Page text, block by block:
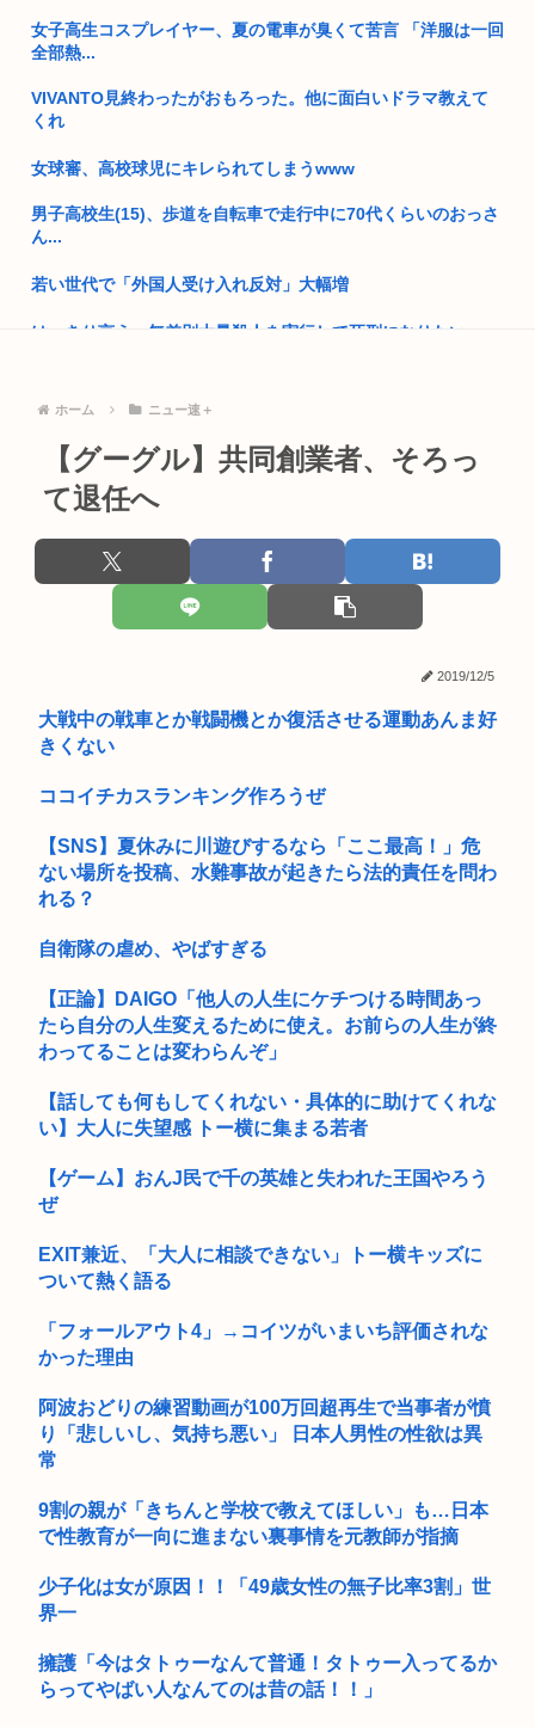
【大阪】58歳日本人男性の、80歳母の腹を踏みつけ肋骨8本を
バキ...
「助けて欲しけりゃきび団子よこしな？」 これ現代だと色々
厳...
琵琶湖三尸花火大会、中止発表。1万9000円もするチケットの
高市早苗、3000万円以上の高級新公用車を購入させ贅を尽くし
ん...
韓国人さん、ネトウヨの痛いところを突いてしまう。「日本人
は韓国に...
独身30代のお盆休み、ガチでやることが無いwww
日本人の性欲は異常ーー阿波踊りで女性の尻ばかり撮影しパン
日経新聞「旅行しなくなった日本人、観光の社会的価値を再考
せよ」→...
女子高生コスプレイヤー、夏の電車が臭くて苦言 「洋服は一回
全部熱...
VIVANTO見終わったがおもろった。他に面白いドラマ教えて
くれ
女球審、高校球児にキレられてしまうwww
男子高校生(15)、歩道を自転車で走行中に70代くらいのおっさ
ん...
若い世代で「外国人受け入れ反対」大幅増
はっきり言う、無差別大量殺人を実行して死刑になりたい。
こ...
【お盆休み】スタート 熊本地震で大分の温泉キャンセル相次ぐ
被害...
後輩女「昨日女子会したんですけど、部内で抱かれたい男でワ
イさん2...
スプラトゥーン詰まらな過ぎる
中居正広、熊本地震直後に現地炊き出しに参加していた
いのか...
「サンダル登山の若者」より実は危険…標高599mの高尾山で
年間1...
チンポの大きさや形、硬度でバトルするゲーム「ポコチンモン
【衝撃】秋田県の超エリート幹部、オンライン会見に「バスロ
ーブ姿＋...
彡(●)(●)「汗だくのJKのイラストを描け」 「…」
41歳無職男「マジあいつら(両親)56すわ」と妹にメール→妹が
ホーム ニュー速＋
【グーグル】共同創業者、そろっ
て退任へ
2019/12/5
大戦中の戦車とか戦闘機とか復活させる運動あんま好
きくない
ココイチカスランキング作ろうぜ
【SNS】夏休みに川遊びするなら「ここ最高！」危
ない場所を投稿、水難事故が起きたら法的責任を問わ
れる？
自衛隊の虐め、やばすぎる
【正論】DAIGO「他人の人生にケチつける時間あっ
たら自分の人生変えるために使え。お前らの人生が終
わってることは変わらんぞ」
【話しても何もしてくれない・具体的に助けてくれな
い】大人に失望感 トー横に集まる若者
【ゲーム】おんJ民で千の英雄と失われた王国やろう
ぜ
EXIT兼近、「大人に相談できない」トー横キッズに
ついて熱く語る
「フォールアウト4」→コイツがいまいち評価されな
かった理由
阿波おどりの練習動画が100万回超再生で当事者が憤
り「悲しいし、気持ち悪い」 日本人男性の性欲は異
常
9割の親が「きちんと学校で教えてほしい」も…日本
で性教育が一向に進まない裏事情を元教師が指摘
少子化は女が原因！！「49歳女性の無子比率3割」世
界一
擁護「今はタトゥーなんて普通！タトゥー入ってるか
らってやばい人なんてのは昔の話！！」